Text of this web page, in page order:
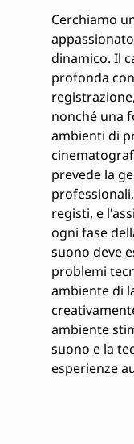
Cerchiamo
dinamico. Il
profonda
nonché una
ambienti di
prevede la
registi, e
ogni fase
suono deve
problemi
ambiente di
ambiente
suono e la
esperienze